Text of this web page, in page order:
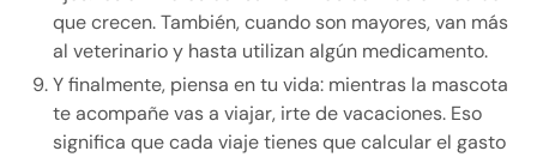
que crecen. También, cuando son mayores, van más
al veterinario y hasta utilizan algún medicamento.
Y finalmente, piensa en tu vida: mientras la mascota
te acompañe vas a viajar, irte de vacaciones. Eso
significa que cada viaje tienes que calcular el gasto